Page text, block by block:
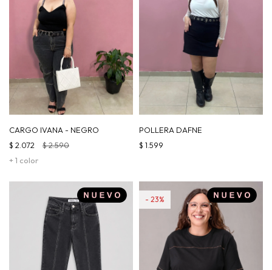
CARGO IVANA - NEGRO
+ 1 color
$ 2.072 $2.590
POLLERA DAFNE
$ 1.599
23